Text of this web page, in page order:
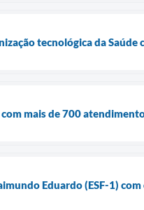
tecnológica da
mais de 700
Eduardo (ESF-1)